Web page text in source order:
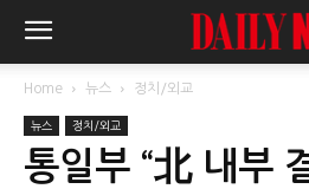
Home 뉴스 정치/외교
뉴스 정치/외교
통일부 “北 내부